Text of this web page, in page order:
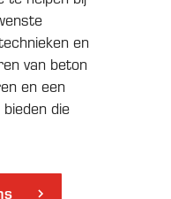
en
van beton
en een
die